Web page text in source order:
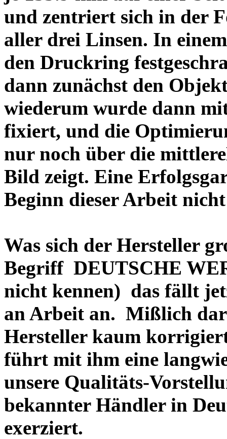
und zentriert sich in der
aller drei Linsen. In
den Druckring
dann zunächst den
wiederum wurde dann
fixiert, und die
nur noch über die
Bild zeigt. Eine
Beginn dieser Arbeit
Was sich der Hersteller
Begriff DEUTSCHE
nicht kennen) das fällt
an Arbeit an. Mißlich
Hersteller kaum
führt mit ihm eine
unsere Qualitäts-
bekannter Händler in
exerziert.